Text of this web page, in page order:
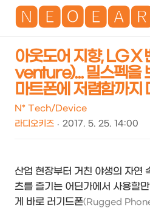
아웃도어 지향, LG X
venture)... 밀스펙을
마트폰에 저렴함까지
N* Tech/Device
라디오키즈
2017. 5. 25. 14:00
산업 현장부터 거친 야생의 자연
츠를 즐기는 어딘가에서 사용할
게 바로 러기드폰(Rugged